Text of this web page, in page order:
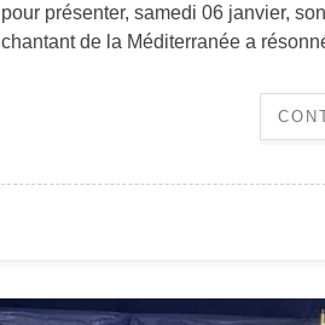
pour présenter, samedi 06 janvier,
chantant de la Méditerranée a